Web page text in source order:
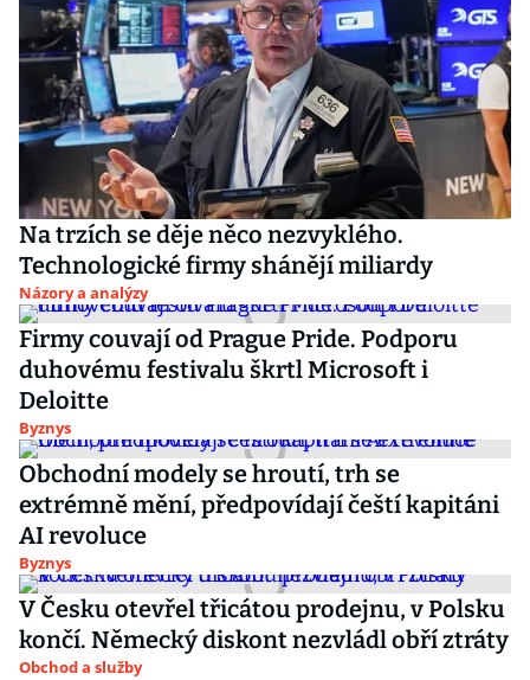
Na trzích se děje něco nezvyklého.
Technologické firmy shánějí miliardy
Názory a analýzy
Firmy couvají od Prague Pride. Podporu
duhovému festivalu škrtl Microsoft i
Deloitte
Byznys
Obchodní modely se hroutí, trh se
extrémně mění, předpovídají čeští kapitáni
AI revoluce
Byznys
V Česku otevřel třicátou prodejnu, v Polsku
končí. Německý diskont nezvládl obří ztráty
Obchod a služby